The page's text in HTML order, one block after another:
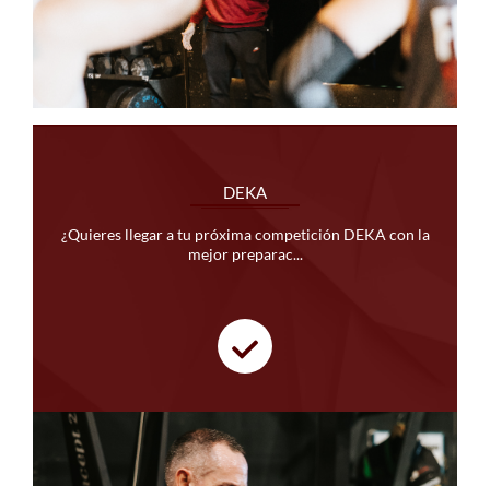
DEKA
¿Quieres llegar a tu próxima competición DEKA con la
mejor preparac...